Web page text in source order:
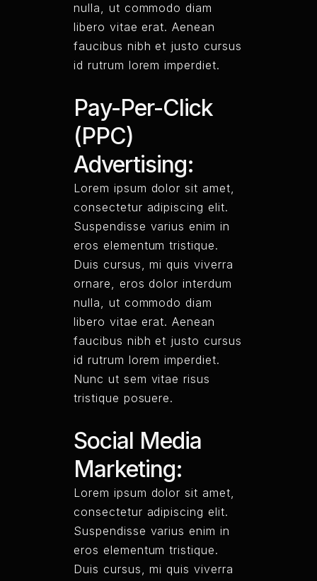
nulla, ut commodo diam
libero vitae erat. Aenean
faucibus nibh et justo cursus
id rutrum lorem imperdiet.
Pay-Per-Click
(PPC)
Advertising:
Lorem ipsum dolor sit amet,
consectetur adipiscing elit.
Suspendisse varius enim in
eros elementum tristique.
Duis cursus, mi quis viverra
ornare, eros dolor interdum
nulla, ut commodo diam
libero vitae erat. Aenean
faucibus nibh et justo cursus
id rutrum lorem imperdiet.
Nunc ut sem vitae risus
tristique posuere.
Social Media
Marketing:
Lorem ipsum dolor sit amet,
consectetur adipiscing elit.
Suspendisse varius enim in
eros elementum tristique.
Duis cursus, mi quis viverra